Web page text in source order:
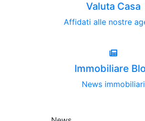
Valuta Casa
Affidati alle nostre
Immobiliare
News immobiliari